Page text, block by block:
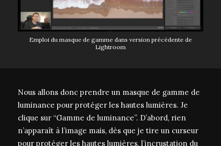
Emploi du masque de gamme dans version précédente de
Lightroom
Nous allons donc prendre un masque de gamme de
luminance pour protéger les hautes lumières. Je
clique sur “Gamme de luminance”. D’abord, rien
n’apparaît à l’image mais, dès que je tire un curseur
pour protéger les hautes lumières, l’incrustation du